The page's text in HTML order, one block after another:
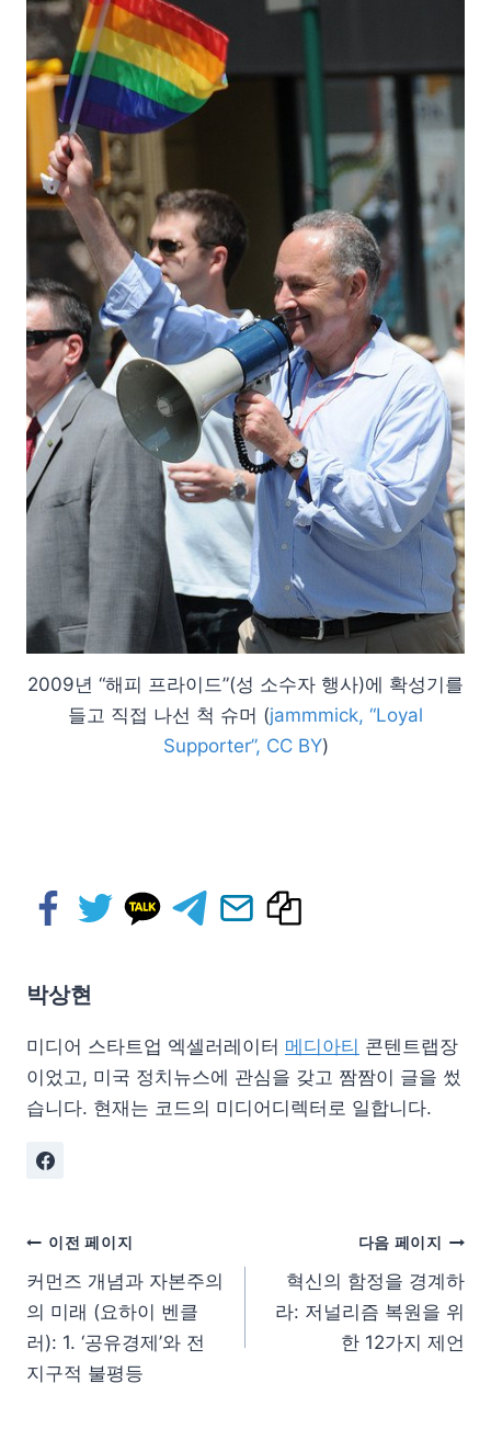
2009년 “해피 프라이드”(성 소수자 행사)에 확성기를
들고 직접 나선 척 슈머 (jammmick, “Loyal
Supporter”, CC BY)
박상현
미디어 스타트업 엑셀러레이터 메디아티 콘텐트랩장
이었고, 미국 정치뉴스에 관심을 갖고 짬짬이 글을 썼
습니다. 현재는 코드의 미디어디렉터로 일합니다.
이전 페이지
커먼즈 개념과 자본주의
의 미래 (요하이 벤클
러): 1. ‘공유경제’와 전
지구적 불평등
다음 페이지
혁신의 함정을 경계하
라: 저널리즘 복원을 위
한 12가지 제언